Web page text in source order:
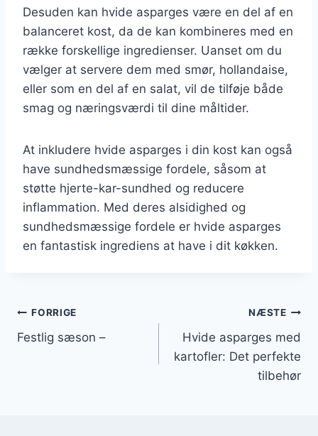
Desuden kan hvide asparges være en del af en
balanceret kost, da de kan kombineres med en
række forskellige ingredienser. Uanset om du
vælger at servere dem med smør, hollandaise,
eller som en del af en salat, vil de tilføje både
smag og næringsværdi til dine måltider.
At inkludere hvide asparges i din kost kan også
have sundhedsmæssige fordele, såsom at
støtte hjerte-kar-sundhed og reducere
inflammation. Med deres alsidighed og
sundhedsmæssige fordele er hvide asparges
en fantastisk ingrediens at have i dit køkken.
Indlægsnavigation
FORRIGE
Festlig sæson –
NÆSTE
Hvide asparges med
kartofler: Det perfekte
tilbehør